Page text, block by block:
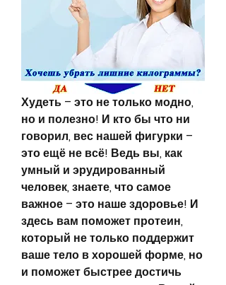
Худеть – это не только модно,
но и полезно! И кто бы что ни
говорил, вес нашей фигурки –
это ещё не всё! Ведь вы, как
умный и эрудированный
человек, знаете, что самое
важное – это наше здоровье! И
здесь вам поможет протеин,
который не только поддержит
ваше тело в хорошей форме, но
и поможет быстрее достичь